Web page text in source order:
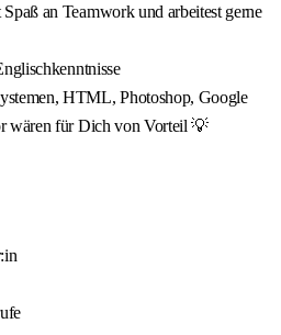
an Teamwork und arbeitest gerne
HTML, Photoshop, Google
wären für Dich von Vorteil 💡